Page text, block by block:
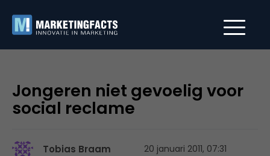
Jongeren niet gevoelig voor
social reclame
Tobias Braam 20 januari 2011, 07:31